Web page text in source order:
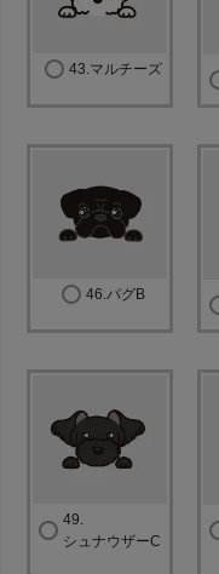
43.マルチーズ
46.パグB
49.
シュナウザーC